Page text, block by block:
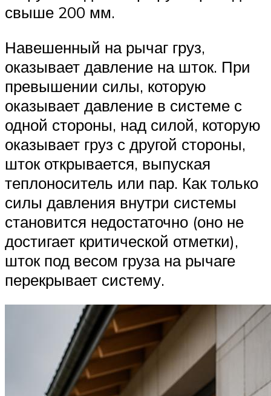
свыше 200 мм.
Навешенный на рычаг груз,
оказывает давление на шток. При
превышении силы, которую
оказывает давление в системе с
одной стороны, над силой, которую
оказывает груз с другой стороны,
шток открывается, выпуская
теплоноситель или пар. Как только
силы давления внутри системы
становится недостаточно (оно не
достигает критической отметки),
шток под весом груза на рычаге
перекрывает систему.